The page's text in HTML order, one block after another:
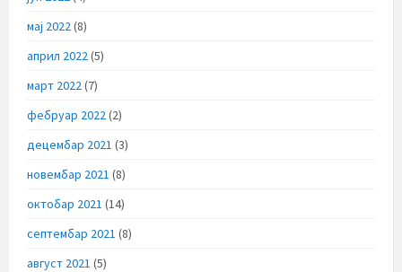
мај 2022(8)
април 2022(5)
март 2022(7)
фебруар 2022(2)
децембар 2021 (3)
новембар 2021 (8)
октобар 2021 (14)
септембар 2021 (8)
август 2021 (5)